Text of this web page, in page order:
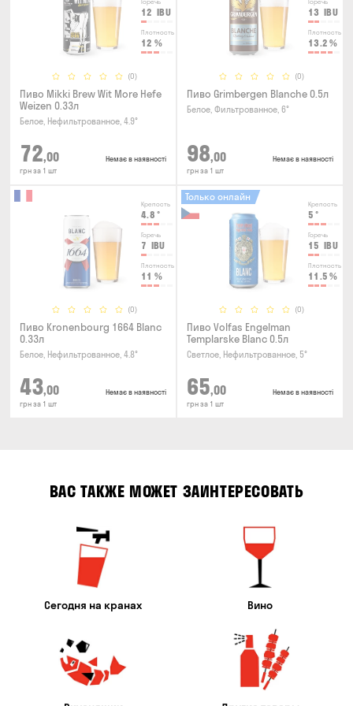
Горечь
12 IBU
Плотность
12 %
(0)
Пиво Mikki Brew Wit More Hefe
Weizen 0.33л
Белое, Нефильтрованное, 4.9°
72,00
грн за 1 шт
Немає в наявності
Горечь
13 IBU
Плотность
13.2 %
(0)
Пиво Grimbergen Blanche 0.5л
Белое, Фильтрованное, 6°
98,00
грн за 1 шт
Немає в наявності
Крепость
4.8 °
Горечь
7 IBU
Плотность
11 %
(0)
Пиво Kronenbourg 1664 Blanc
0.33л
Белое, Нефильтрованное, 4.8°
43,00
грн за 1 шт
Немає в наявності
Крепость
5 °
Горечь
15 IBU
Плотность
11.5 %
(0)
Только онлайн
Пиво Volfas Engelman
Templarske Blanc 0.5л
Светлое, Нефильтрованное, 5°
65,00
грн за 1 шт
Немає в наявності
ВАС ТАКЖЕ МОЖЕТ ЗАИНТЕРЕСОВАТЬ
Сегодня на кранах Вино